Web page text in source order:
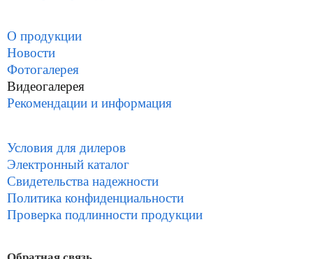
О продукции
Новости
Фотогалерея
Видеогалерея
Рекомендации и информация
Условия для дилеров
Электронный каталог
Свидетельства надежности
Политика конфиденциальности
Проверка подлинности продукции